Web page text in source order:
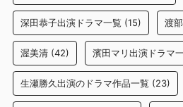
深田恭子出演ドラマ一覧 (15) 渡
渥美清 (42) 濱田マリ出演ドラマ
生瀬勝久出演のドラマ作品一覧 (23)